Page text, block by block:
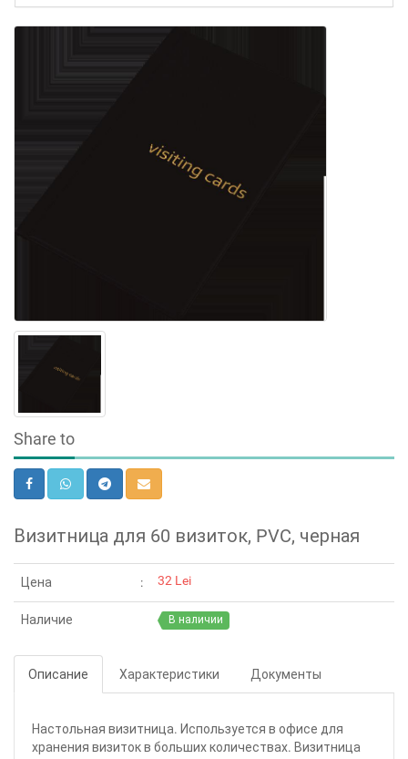
Share to
Визитница для 60 визиток, PVC, черная
Цена 32 Lei
Наличие В наличии
Описание Характеристики Документы
Настольная визитница. Используется в офисе для
хранения визиток в больших количествах. Визитница